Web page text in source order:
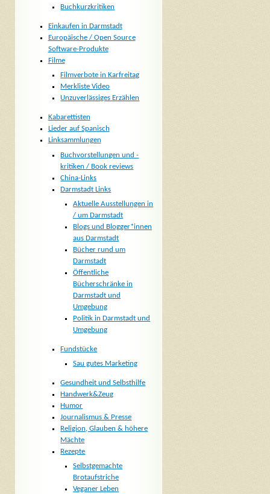
Buchkurzkritiken
Einkaufen in Darmstadt
Europäische / Open Source
Software-Produkte
Filme
Filmverbote in Karfreitag
Merkliste Video
Unzuverlässiges Erzählen
Kabarettisten
Lieder auf Spanisch
Linksammlungen
Buchvorstellungen und -
kritiken / Book reviews
China-Links
Darmstadt Links
Aktuelle Ausstellungen in
/ um Darmstadt
Blogs und Blogger*innen
aus Darmstadt
Bücher rund um
Darmstadt
Öffentliche
Bücherschränke in
Darmstadt und
Umgebung
Politik in Darmstadt und
Umgebung
Fundstücke
Sau gutes Marketing
Gesundheit und Selbsthilfe
Handwerk&Zeug
Humor
Journalismus & Presse
Religion, Glauben & höhere
Mächte
Rezepte
Selbstgemachte
Brotaufstriche
Veganer Leben